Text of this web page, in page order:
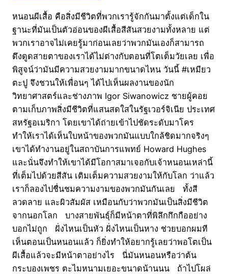
หนอนผีเสื้อ คือสิ่งมีชีวิตที่พวกเรารู้จักกันมาตั้งแต่เด็กใน
ฐานะที่มันเป็นตัวอ่อนของผีเสื้อสีสันสวยงามทั้งหลาย แต่
พวกเราอาจไม่เคยรู้มาก่อนเลยว่าพวกมันเองก็สามารถ
ดึงดูดสายตาของเราได้ไม่ต่างกับตอนที่โตเต็มวัยเลย เพื่อ
พิสูจน์ว่ามันมีความสวยงามมากขนาดไหน วันนี้ #เหมียว
ตะปู จึงชวนให้เพื่อนๆ ได้ไปเห็นผลงานของนัก
วิทยาศาสตร์และช่างภาพ Igor Siwanowicz ชายผู้คอย
ตามเก็บภาพสิ่งมีชีวิตที่แสนสดใสในรัฐเวอร์จิเนีย ประเทศ
สหรัฐอเมริกา โดยเขาได้ถ่ายเข้าไปชัดระดับมาโคร
ทำให้เราได้เห็นใบหน้าของพวกมันแบบใกล้ชิดมากจริงๆ
เขาได้ทำงานอยู่ในสถาบันการแพทย์ Howard Hughes
และนั่นจึงทำให้เขาได้มีโอกาสมาเจอกับเจ้าหนอนเหล่านี้
ที่เต็มไปด้วยสีสัน เติมเต็มความสวยงามให้กับโลก ว่าแล้ว
เราก็ลองไปชื่นชมความงามของพวกมันกันเลย ทั้งสี
ลวดลาย และผิวสัมผัส เหมือนกับว่าพวกมันเป็นสิ่งมีชีวิต
จากนอกโลก บางสายพันธุ์ก็มีหน้าตาที่พิลึกกึกกืออย่าง
บอกไม่ถูก ฝั่งไหนเป็นหัว ฝั่งไหนเป็นหาง ช่วยบอกผมที
เห็นตอนเป็นหนอนแล้ว ก็ยิ่งทำให้อยากรู้เลยว่าพอโตเป็น
ผีเสื้อแล้วจะมีหน้าตาอย่างไร นี่มันหนอนหรือว่าต้น
กระบองเพชร ตะไมหนามเยอะขนาดน้านนน ถ้าไปโผล่